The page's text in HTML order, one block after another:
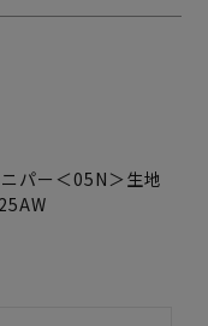
パー＜05N＞生地